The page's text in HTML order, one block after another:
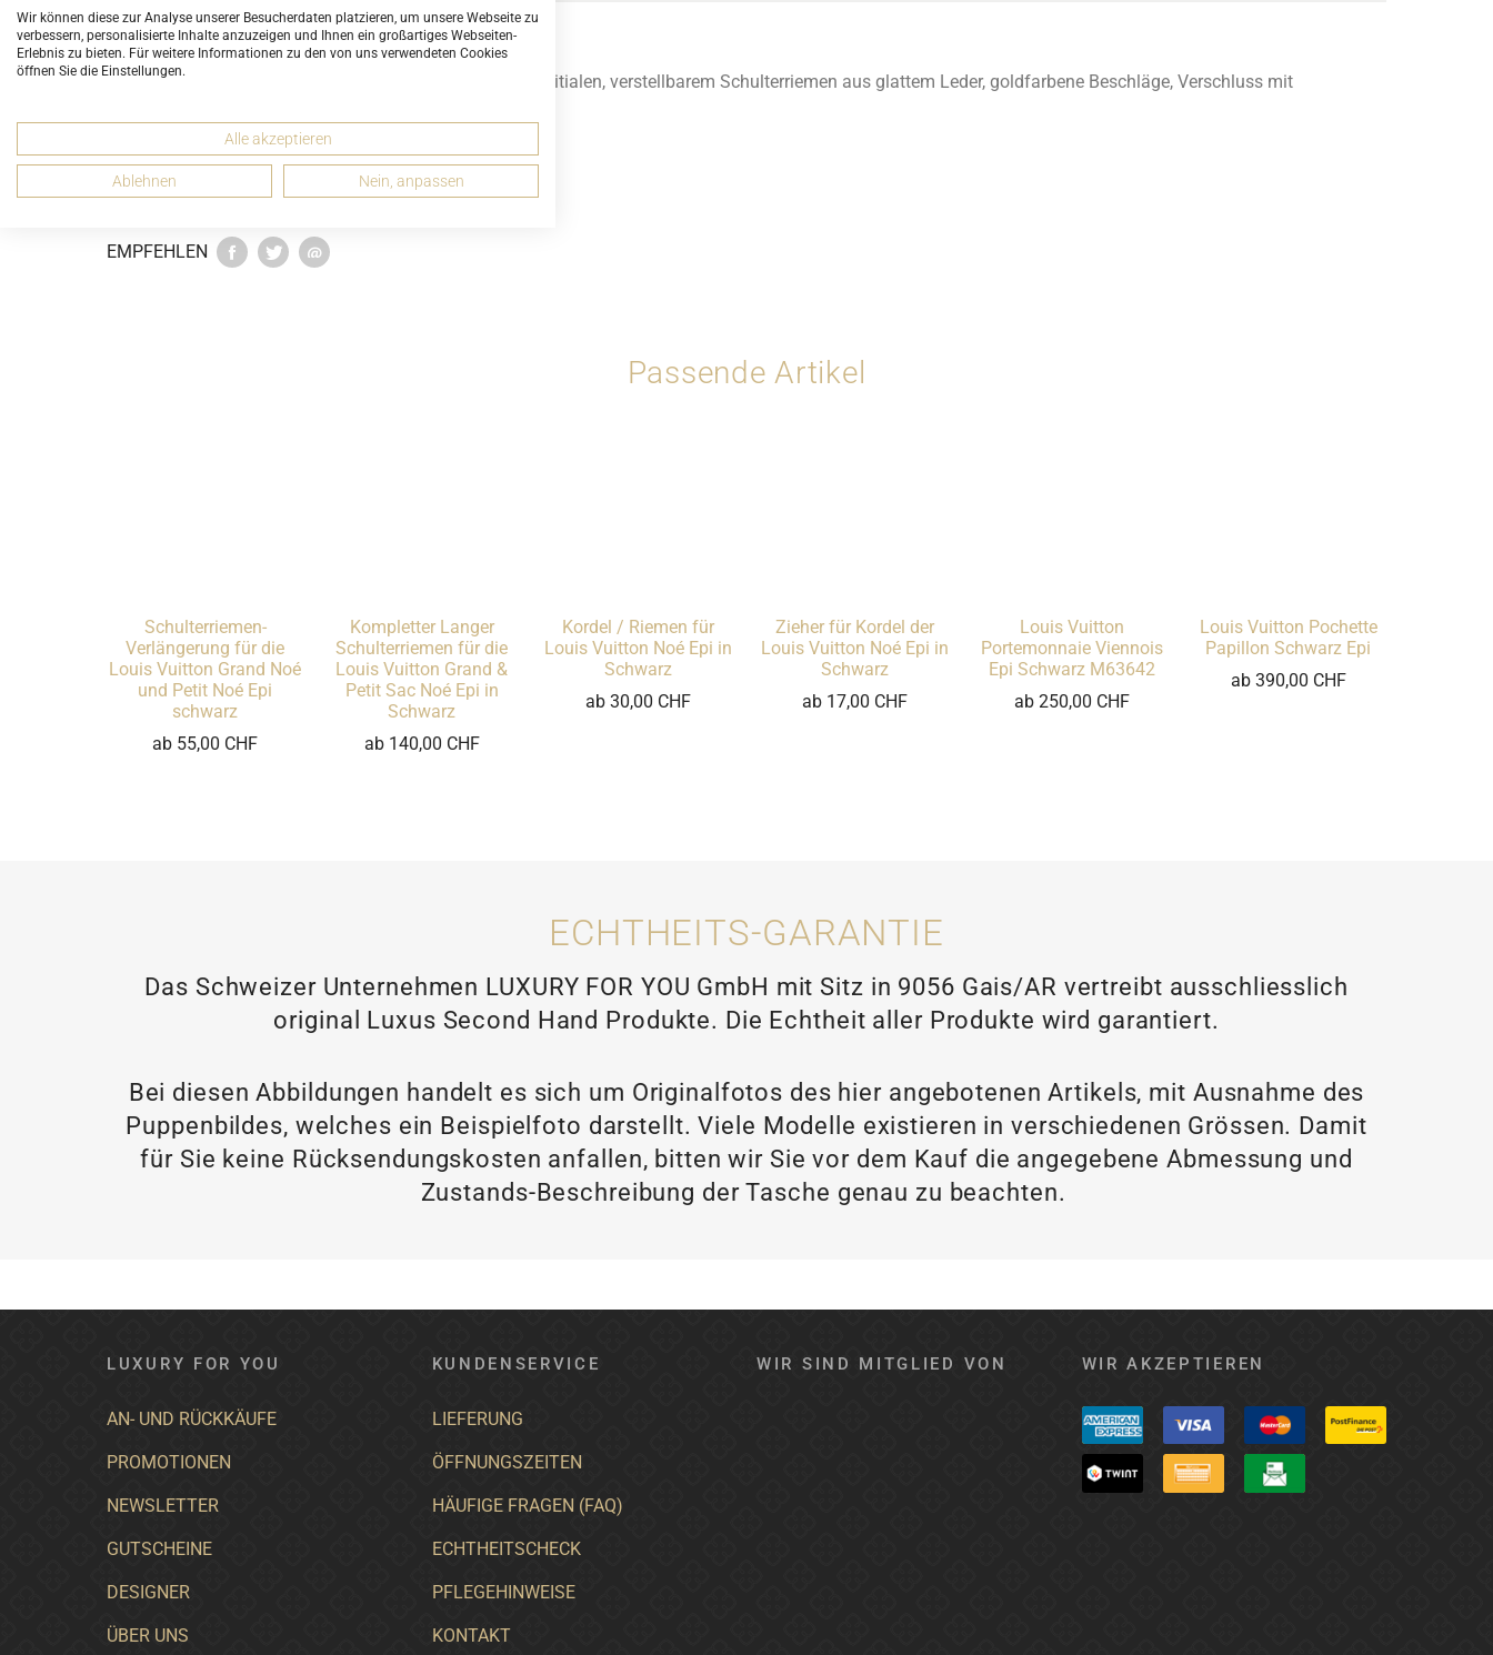
Farbe:Schwarz
Material aussen:
Epi Leder mit dezent eingeprägten LV-Initialen, verstellbarem Schulterriemen aus glattem Leder, goldfarbene Beschläge, Verschluss mit
Material innen:Ton-in-Ton Mikrofaserinnenfutter. D-Ring.
EMPFEHLEN
Passende Artikel
Schulterriemen-
Verlängerung für die
Louis Vuitton Grand Noé
und Petit Noé Epi
schwarz
ab 55,00 CHF
Kompletter Langer
Schulterriemen für die
Louis Vuitton Grand &
Petit Sac Noé Epi in
Schwarz
ab 140,00 CHF
Kordel / Riemen für
Louis Vuitton Noé Epi in
Schwarz
ab 30,00 CHF
Zieher für Kordel der
Louis Vuitton Noé Epi in
Schwarz
ab 17,00 CHF
Louis Vuitton
Portemonnaie Viennois
Epi Schwarz M63642
ab 250,00 CHF
Louis Vuitton Pochette
Papillon Schwarz Epi
ab 390,00 CHF
ECHTHEITS-GARANTIE
Das Schweizer Unternehmen LUXURY FOR YOU GmbH mit Sitz in 9056 Gais/AR vertreibt ausschliesslich
original Luxus Second Hand Produkte. Die Echtheit aller Produkte wird garantiert.
Bei diesen Abbildungen handelt es sich um Originalfotos des hier angebotenen Artikels, mit Ausnahme des
Puppenbildes, welches ein Beispielfoto darstellt. Viele Modelle existieren in verschiedenen Grössen. Damit
für Sie keine Rücksendungskosten anfallen, bitten wir Sie vor dem Kauf die angegebene Abmessung und
Zustands-Beschreibung der Tasche genau zu beachten.
LUXURY FOR YOU
AN- UND RÜCKKÄUFE
PROMOTIONEN
NEWSLETTER
GUTSCHEINE
DESIGNER
ÜBER UNS
KUNDENSERVICE
LIEFERUNG
ÖFFNUNGSZEITEN
HÄUFIGE FRAGEN (FAQ)
ECHTHEITSCHECK
PFLEGEHINWEISE
KONTAKT
WIR SIND MITGLIED VON WIR AKZEPTIEREN
Wir können diese zur Analyse unserer Besucherdaten platzieren, um unsere Webseite zu
verbessern, personalisierte Inhalte anzuzeigen und Ihnen ein großartiges Webseiten-
Erlebnis zu bieten. Für weitere Informationen zu den von uns verwendeten Cookies
öffnen Sie die Einstellungen.
Alle akzeptieren
Ablehnen Nein, anpassen